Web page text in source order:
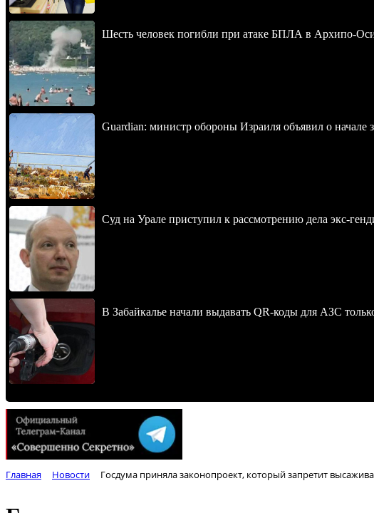
Шесть человек погибли при атаке БПЛА в Архипо-
Guardian: министр обороны Израиля объявил о начале
Суд на Урале приступил к рассмотрению дела экс-
В Забайкалье начали выдавать QR-коды для АЗС
Главная Новости Госдума приняла законопроект, который запретит